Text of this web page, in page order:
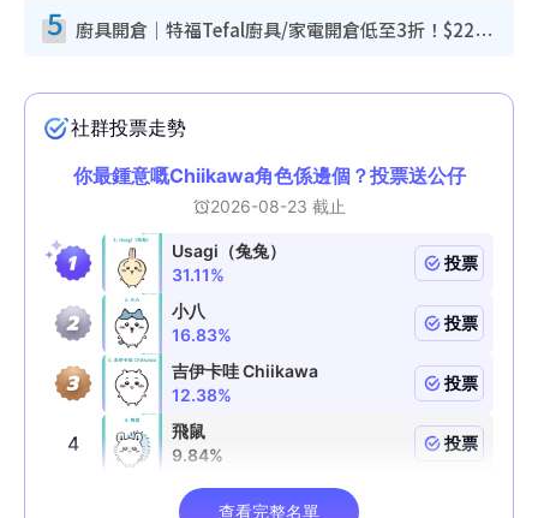
5 廚具開倉｜特福Tefal廚具/家電開倉低至3折！$220起買平底鍋/炒鑊/湯煲！電飯煲/吸塵機/燙斗$418起